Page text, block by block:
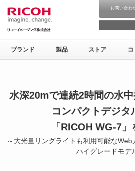
お問い合わ
ブランド 製品 ストア
水深20mで連続2時間の水
コンパクトデジタ
「RICOH WG-7
～大光量リングライトも利用可能な
ハイグレードモデ